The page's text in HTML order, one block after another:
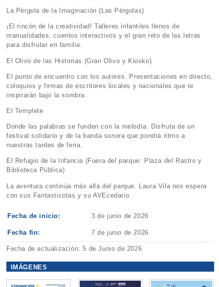
La Pérgola de la Imaginación (Las Pérgolas)
¡El rincón de la creatividad! Talleres infantiles llenos de
manualidades, cuentos interactivos y el gran reto de las letras
para disfrutar en familia.
El Olivo de las Historias (Gran Olivo y Kiosko)
El punto de encuentro con los autores. Presentaciones en directo,
coloquios y firmas de escritores locales y nacionales que te
inspirarán bajo la sombra.
El Templete
Donde las palabras se funden con la melodía. Disfruta de un
festival solidario y de la banda sonora que pondrá ritmo a
nuestras tardes de feria.
El Refugio de la Infancia (Fuera del parque: Plaza del Rastro y
Biblioteca Pública)
La aventura continúa más allá del parque. Laura Vila nos espera
con sus Fantasticotas y su AVEcedario.
Fecha de inicio: 3 de junio de 2026
Fecha fin: 7 de junio de 2026
Fecha de actualización: 5 de Junio de 2026
IMÁGENES